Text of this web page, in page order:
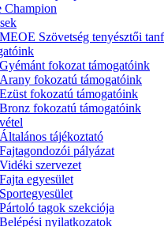
Champion
MEOE Szövetség tenyésztői
Gyémánt fokozat támogatóink
Arany fokozatú támogatóink
Ezüst fokozatú támogatóink
Bronz fokozatú támogatóink
Általános tájékoztató
Fajtagondozói pályázat
Vidéki szervezet
Fajta egyesület
Sportegyesület
Pártoló tagok szekciója
Belépési nyilatkozatok